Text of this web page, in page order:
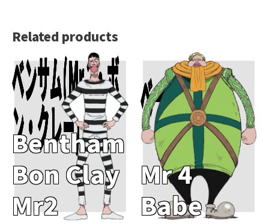
Related products
ベンサム(Mr.2・ボ
ン・クレー)
Bentham
Bon Clay
Mr2
Add To Cart ベーブ(Mr.4)
Mr 4
Babe
Add To Cart